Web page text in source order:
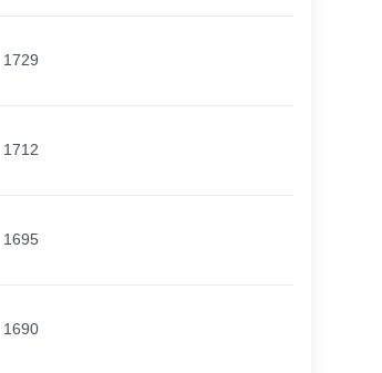
1729
1712
1695
1690